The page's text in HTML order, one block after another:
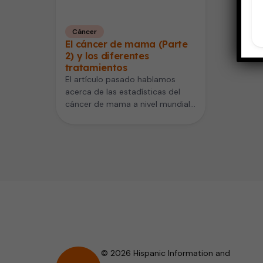
Cáncer
El cáncer de mama (Parte
2) y los diferentes
tratamientos
El artículo pasado hablamos
acerca de las estadísticas del
cáncer de mama a nivel mundial
© 2026 Hispanic Information and